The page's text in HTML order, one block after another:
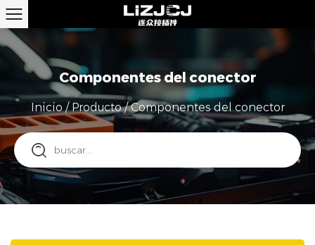
Componentes del conector
Inicio/Producto/Componentes del conector